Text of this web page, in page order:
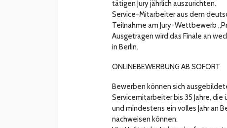
tätigen Jury jährlich auszurichten.
Service-Mitarbeiter aus dem
Teilnahme am Jury-Wettbewerb
Ausgetragen wird das Finale an
in Berlin.
ONLINEBEWERBUNG AB SOFORT
Bewerben können sich
Servicemitarbeiter bis 35 Jahre,
und mindestens ein volles Jahr an
nachweisen können.